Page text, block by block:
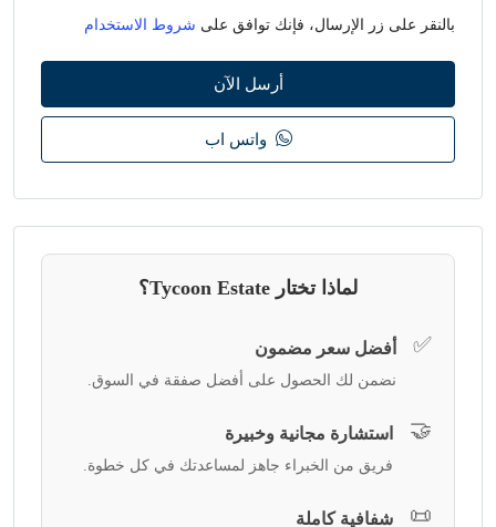
بالنقر على زر الإرسال، فإنك توافق على شروط الاستخدام
أرسل الآن
واتس اب
لماذا تختار Tycoon Estate؟
✅ أفضل سعر مضمون
نضمن لك الحصول على أفضل صفقة في السوق.
🤝 استشارة مجانية وخبيرة
فريق من الخبراء جاهز لمساعدتك في كل خطوة.
📜 شفافية كاملة